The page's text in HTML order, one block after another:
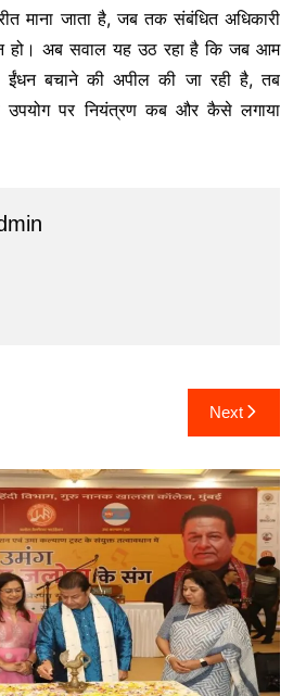
माना जाता है, जब तक संबंधित अधिकारी
न हो। अब सवाल यह उठ रहा है कि जब आम
ईंधन बचाने की अपील की जा रही है, तब
उपयोग पर नियंत्रण कब और कैसे लगाया
Next